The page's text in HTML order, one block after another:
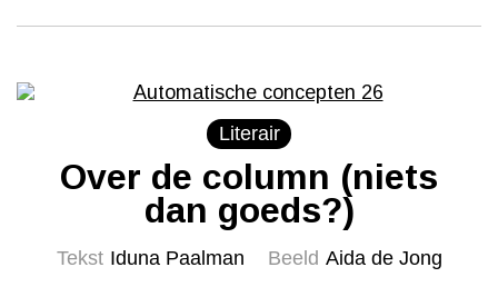
Literair
Over de column (niets
dan goeds?)
Tekst Iduna Paalman Beeld Aida de Jong